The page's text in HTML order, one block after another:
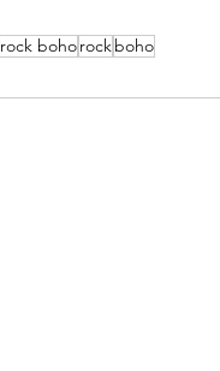
rock bohorockboho